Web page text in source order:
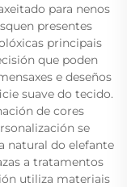
para nenos
presentes
principais
que poden
e deseños
suave do tecido.
de cores
se
natural do elefante
a tratamentos
utiliza materiais